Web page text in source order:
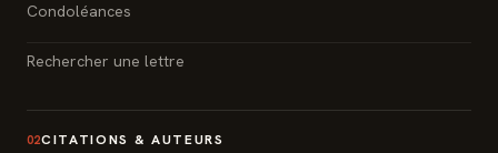
Condoléances
Rechercher une lettre
02CITATIONS & AUTEURS